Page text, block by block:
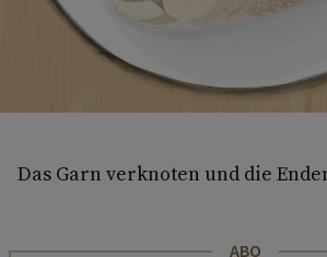
Das Garn verknoten und die
ABO